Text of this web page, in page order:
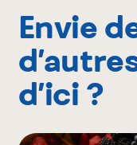
Envie
d’ici ?